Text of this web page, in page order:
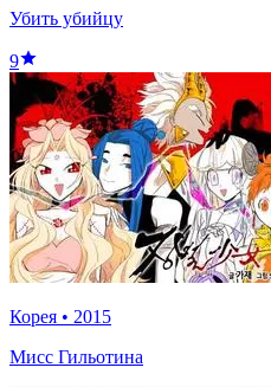
Убить убийцу
9
Корея • 2015
Мисс Гильотина